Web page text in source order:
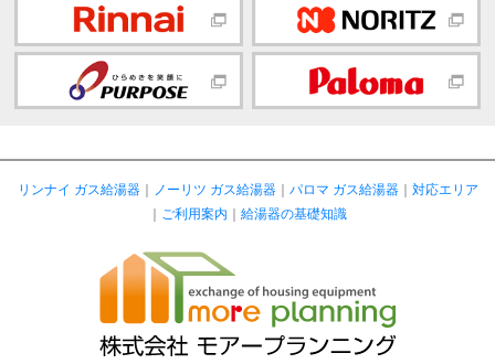
リンナイ ガス給湯器｜ ノーリツ ガス給湯器｜ パロマ ガス給湯器｜ 対応エリア
｜ ご利用案内 ｜ 給湯器の基礎知識